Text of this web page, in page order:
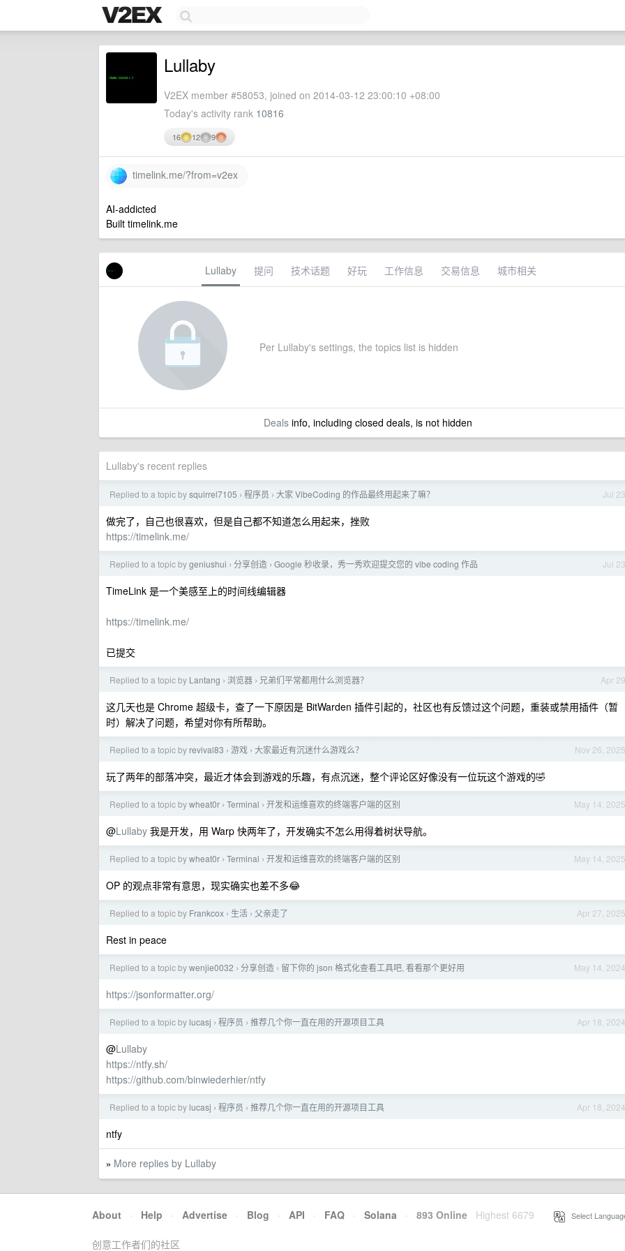
Lullaby
V2EX member #58053, joined on 2014-03-12 23:00:10 +08:00
Today's activity rank 10816
16 12 9
timelink.me/?from=v2ex
AI-addicted
Built timelink.me
Lullaby 提问 技术话题 好玩 工作信息 交易信息 城市相关
Per Lullaby's settings, the topics list is hidden
Dealsinfo, including closed deals, is not hidden
Lullaby's recent replies
Jul 23
Replied to a topic bysquirrel7105 › 程序员 › 大家 VibeCoding 的作品最终用起来了嘛？
做完了，自己也很喜欢，但是自己都不知道怎么用起来，挫败
https://timelink.me/
Jul 23
Replied to a topic bygeniushui › 分享创造 › Google 秒收录，秀一秀欢迎提交您的 vibe coding 作品
TimeLink 是一个美感至上的时间线编辑器
https://timelink.me/
已提交
Apr 29
Replied to a topic by Lantang › 浏览器 › 兄弟们平常都用什么浏览器？
这几天也是 Chrome 超级卡，查了一下原因是 BitWarden 插件引起的，社区也有反馈过这个问题，重装或禁用插件（暂
时）解决了问题，希望对你有所帮助。
Nov 26, 2025
Replied to a topic by revival83 › 游戏 › 大家最近有沉迷什么游戏么？
玩了两年的部落冲突，最近才体会到游戏的乐趣，有点沉迷，整个评论区好像没有一位玩这个游戏的🤣
May 14, 2025
Replied to a topic bywheat0r › Terminal › 开发和运维喜欢的终端客户端的区别
@Lullaby 我是开发，用 Warp 快两年了，开发确实不怎么用得着树状导航。
May 14, 2025
Replied to a topic bywheat0r › Terminal › 开发和运维喜欢的终端客户端的区别
OP 的观点非常有意思，现实确实也差不多😂
Apr 27, 2025
Replied to a topic by Frankcox › 生活 › 父亲走了
Rest in peace
May 14, 2024
Replied to a topic bywenjie0032 › 分享创造 › 留下你的 json 格式化查看工具吧, 看看那个更好用
https://jsonformatter.org/
Apr 18, 2024
Replied to a topic by lucasj › 程序员 › 推荐几个你一直在用的开源项目工具
@Lullaby
https://ntfy.sh/
https://github.com/binwiederhier/ntfy
Apr 18, 2024
Replied to a topic by lucasj › 程序员 › 推荐几个你一直在用的开源项目工具
ntfy
» More replies by Lullaby
About · Help · Advertise · Blog · API · FAQ · Solana · 893 Online Highest 6679 Select
创意工作者们的社区